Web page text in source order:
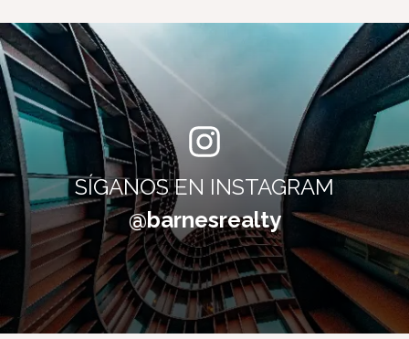
SÍGANOS EN INSTAGRAM
@barnesrealty